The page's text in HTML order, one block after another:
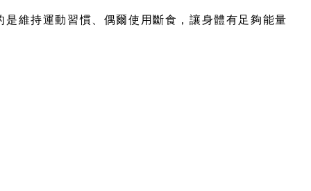
維持運動習慣、偶爾使用斷食，讓身體有足夠能量